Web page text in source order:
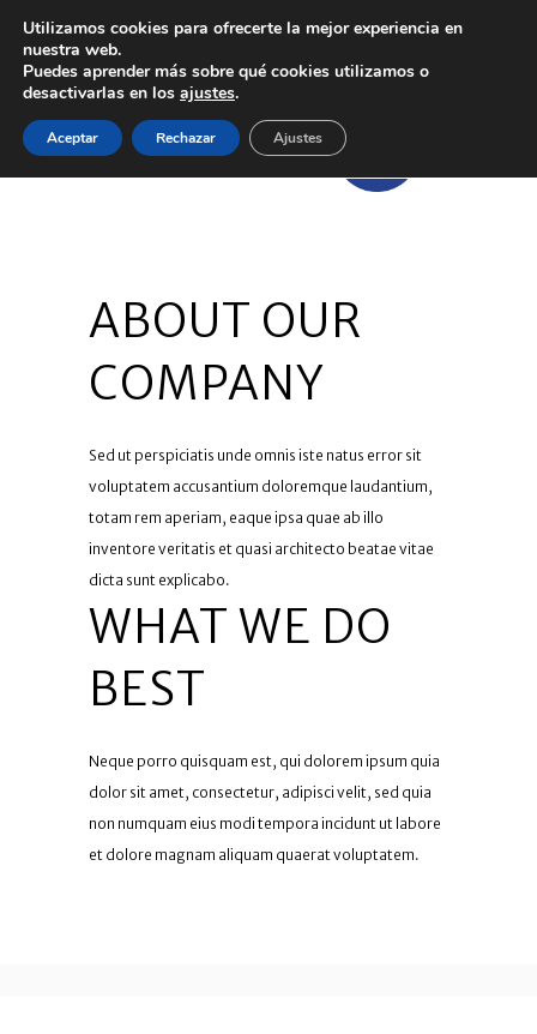
ABOUT OUR
COMPANY
Sed ut perspiciatis unde omnis iste natus error sit
voluptatem accusantium doloremque laudantium,
totam rem aperiam, eaque ipsa quae ab illo
inventore veritatis et quasi architecto beatae vitae
dicta sunt explicabo.
WHAT WE DO
BEST
Neque porro quisquam est, qui dolorem ipsum quia
dolor sit amet, consectetur, adipisci velit, sed quia
non numquam eius modi tempora incidunt ut labore
et dolore magnam aliquam quaerat voluptatem.
Utilizamos cookies para ofrecerte la mejor experiencia en
nuestra web.
Puedes aprender más sobre qué cookies utilizamos o
desactivarlas en los ajustes.
Aceptar Rechazar Ajustes